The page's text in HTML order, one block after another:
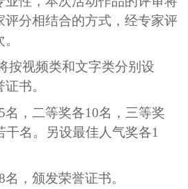
评分相结合的方式，经专家评
按视频类和文字类分别设
书。
名，二等奖各10名，三等奖
干名。另设最佳人气奖各1
，颁发荣誉证书。